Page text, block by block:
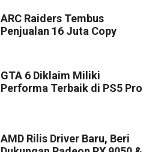
ARC Raiders Tembus
Penjualan 16 Juta Copy
GTA 6 Diklaim Miliki
Performa Terbaik di PS5 Pro
AMD Rilis Driver Baru, Beri